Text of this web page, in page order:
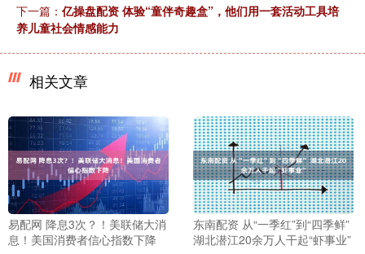
下一篇： 亿操盘配资 体验“童伴奇趣盒”，他们用一套活动工具培
养儿童社会情感能力
相关文章
易配网 降息3次？！美联储大消
息！美国消费者信心指数下降
东南配资 从“一季红”到“四季鲜”
湖北潜江20余万人干起“虾事业”